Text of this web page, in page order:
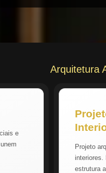
Arquitetura
e
Projeto
interiores.
estrutura